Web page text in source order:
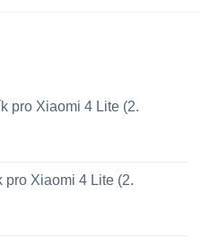
pro Xiaomi 4 Lite (2.
Xiaomi 4 Lite (2.